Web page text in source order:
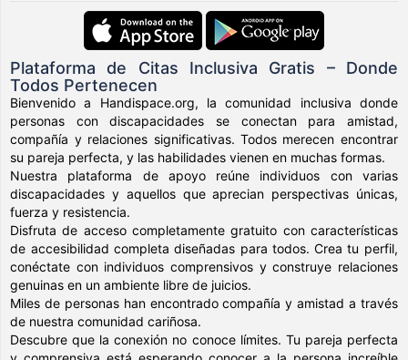
Plataforma de Citas Inclusiva Gratis – Donde
Todos Pertenecen
Bienvenido a Handispace.org, la comunidad inclusiva donde
personas con discapacidades se conectan para amistad,
compañía y relaciones significativas. Todos merecen encontrar
su pareja perfecta, y las habilidades vienen en muchas formas.
Nuestra plataforma de apoyo reúne individuos con varias
discapacidades y aquellos que aprecian perspectivas únicas,
fuerza y resistencia.
Disfruta de acceso completamente gratuito con características
de accesibilidad completa diseñadas para todos. Crea tu perfil,
conéctate con individuos comprensivos y construye relaciones
genuinas en un ambiente libre de juicios.
Miles de personas han encontrado compañía y amistad a través
de nuestra comunidad cariñosa.
Descubre que la conexión no conoce límites. Tu pareja perfecta